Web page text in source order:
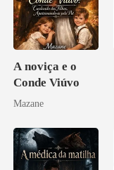
A noviça e o
Conde Viúvo
Mazane